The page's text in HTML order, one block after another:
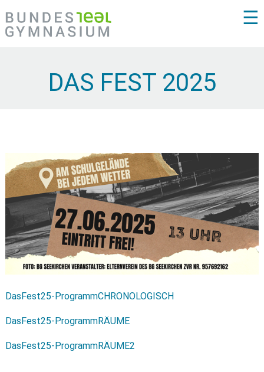
☰
DAS FEST 2025
DasFest25-ProgrammCHRONOLOGISCH
DasFest25-ProgrammRÄUME
DasFest25-ProgrammRÄUME2